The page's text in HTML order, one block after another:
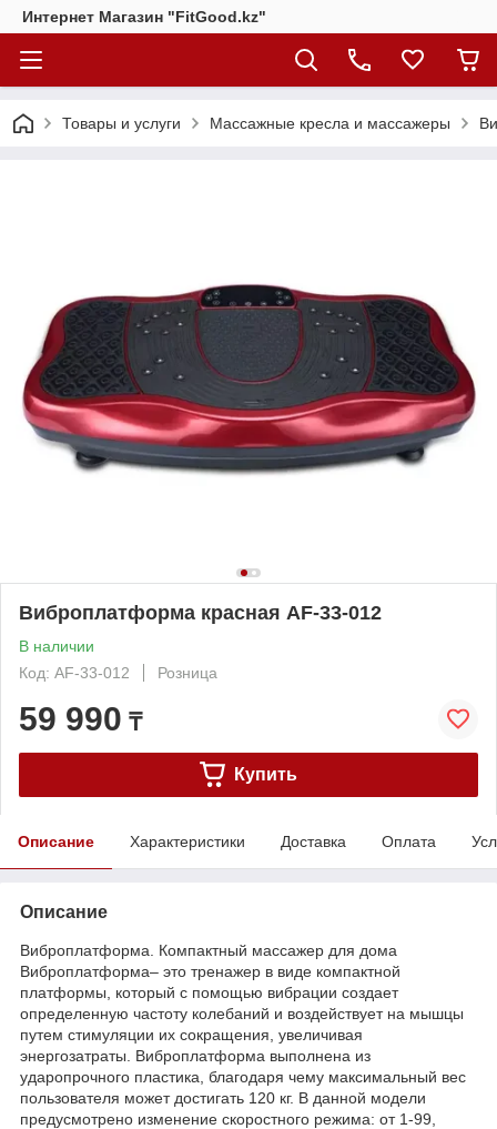
Интернет Магазин "FitGood.kz"
Товары и услуги Массажные кресла и массажеры
Виброплатформа красная AF-33-012
В наличии
Код: AF-33-012
Розница
59 990 ₸
Купить
Описание Характеристики Доставка Оплата
Описание
Виброплатформа. Компактный массажер для дома
Виброплатформа– это тренажер в виде компактной
платформы, который с помощью вибрации создает
определенную частоту колебаний и воздействует на мышцы
путем стимуляции их сокращения, увеличивая
энергозатраты. Виброплатформа выполнена из
ударопрочного пластика, благодаря чему максимальный вес
пользователя может достигать 120 кг. В данной модели
предусмотрено изменение скоростного режима: от 1-99,